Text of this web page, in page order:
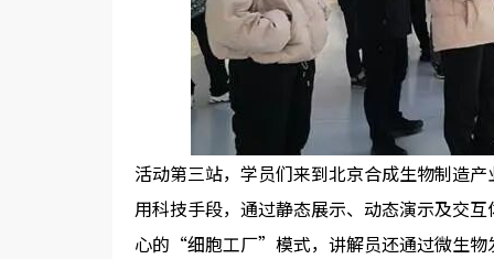
活动第三站，学员们来到北京合成生物制造
用科技手段，通过静态展示、动态演示及交
心的 “细胞工厂” 模式，讲解员还通过微生